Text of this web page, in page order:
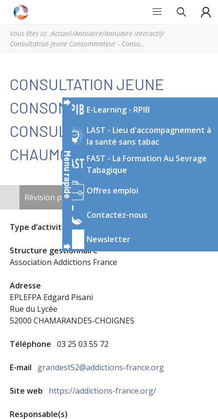
Est
Addictions
régional
de
en
addictologie
du
Est
Menu rapide
E-Learning - RPIB
LAST - Lieu d'accompagnement à
la santé sans tabac
FAST - La Formation Au Sevrage
Tabagique
Offres emploi
Contactez-nous
Newsletter
Vous êtes ici :Accueil/Annuaire/Annuaire interactif/
Consultation Jeune Consommateur - Consultation avancée de Chaumont
CONSULTATION JEUNE
CONSOMMATEUR -
CONSULTATION AVANCÉE DE
CHAUMONT
ONGLETS
PRINCIPAUX
Révision publiée (onglet actif)
Nouveau brouillon
Type d’activité Consultation Jeune Consommateur
Structure gestionnaire
Association Addictions France
Adresse
EPLEFPA Edgard Pisani
Rue du Lycée
52000 CHAMARANDES-CHOIGNES
Téléphone 03 25 03 55 72
E-mail grandest52@addictions-france.org
Site web https://addictions-france.org/
Responsable(s)